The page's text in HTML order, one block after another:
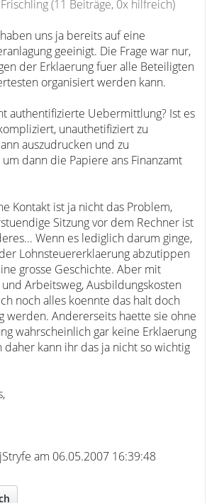
Frischling(11 Beiträge, 0x hilfreich)
uns ja bereits auf eine
geeinigt. Die Frage war nur,
der Erklaerung fuer alle Beteiligten
organisiert werden kann.
authentifizierte Uebermittlung? Ist es
unauthetifiziert zu
auszudrucken und zu
dann die Papiere ans Finanzamt
Kontakt ist ja nicht das Problem,
Sitzung vor dem Rechner ist
Wenn es lediglich darum ginge,
Lohnsteuererklaerung abzutippen
grosse Geschichte. Aber mit
Arbeitsweg, Ausbildungskosten
noch alles koennte das halt doch
werden. Andererseits haette sie ohne
wahrscheinlich gar keine Erklaerung
daher kann ihr das ja nicht so wichtig
am 06.05.2007 16:39:48